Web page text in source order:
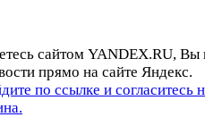
сайтом YANDEX.RU, Вы
прямо на сайте Яндекс.
по ссылке и согласитесь